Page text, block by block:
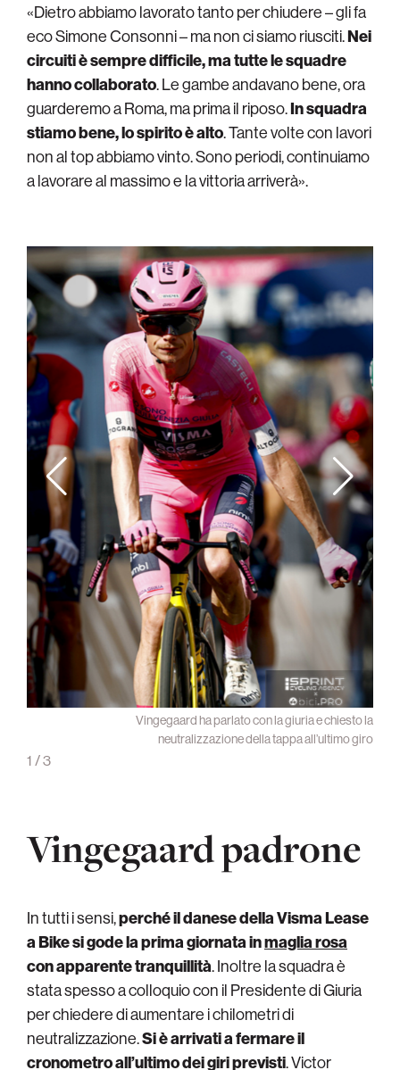
«Dietro abbiamo lavorato tanto per chiudere – gli fa
eco Simone Consonni – ma non ci siamo riusciti.Nei
circuiti è sempre difficile, ma tutte le squadre
hanno collaborato. Le gambe andavano bene, ora
guarderemo a Roma, ma prima il riposo.In squadra
stiamo bene, lo spirito è alto. Tante volte con lavori
non al top abbiamo vinto. Sono periodi, continuiamo
a lavorare al massimo e la vittoria arriverà».
Vingegaard ha parlato con la giuria e chiesto la
neutralizzazione della tappa all’ultimo giro
1 /3
Vingegaard padrone
In tutti i sensi,perché il danese della Visma Lease
a Bike si gode la prima giornata inmaglia rosa
con apparente tranquillità. Inoltre la squadra è
stata spesso a colloquio con il Presidente di Giuria
per chiedere di aumentare i chilometri di
neutralizzazione.Si è arrivati a fermare il
cronometro all’ultimo dei giri previsti. Victor